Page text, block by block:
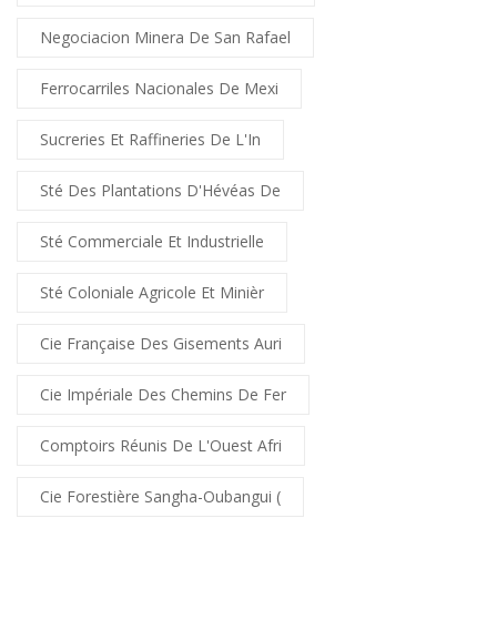
Negociacion Minera De San Rafael
Ferrocarriles Nacionales De Mexi
Sucreries Et Raffineries De L'In
Sté Des Plantations D'Hévéas De
Sté Commerciale Et Industrielle
Sté Coloniale Agricole Et Minièr
Cie Française Des Gisements Auri
Cie Impériale Des Chemins De Fer
Comptoirs Réunis De L'Ouest Afri
Cie Forestière Sangha-Oubangui (